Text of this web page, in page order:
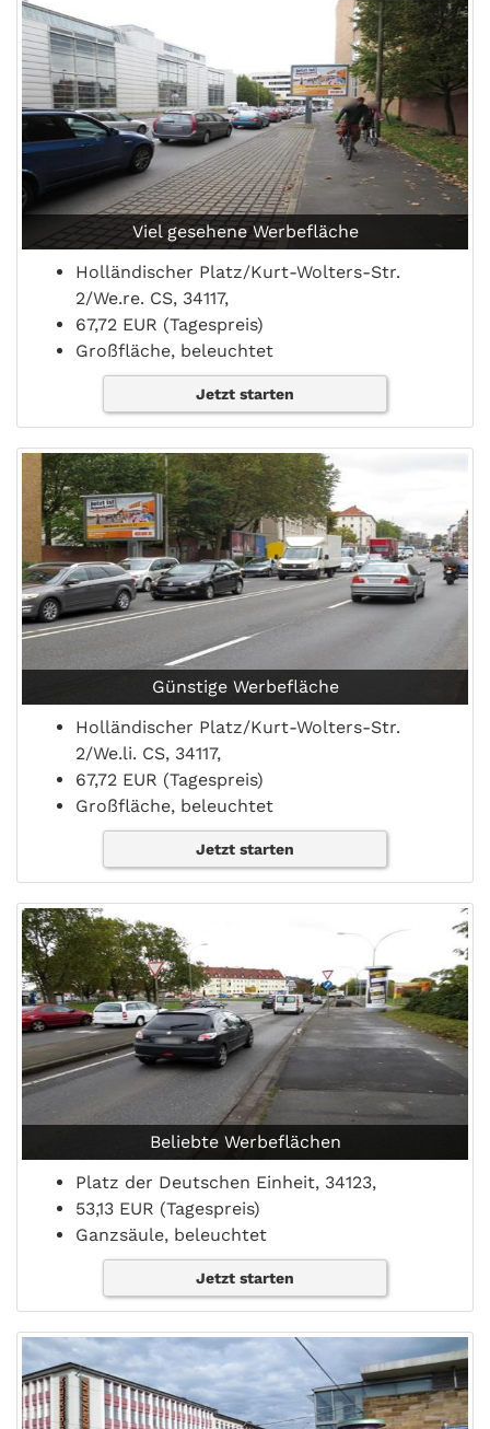
Viel gesehene Werbefläche
Holländischer Platz/Kurt-Wolters-Str.
2/We.re. CS, 34117,
67,72 EUR (Tagespreis)
Großfläche, beleuchtet
Jetzt starten
Günstige Werbefläche
Holländischer Platz/Kurt-Wolters-Str.
2/We.li. CS, 34117,
67,72 EUR (Tagespreis)
Großfläche, beleuchtet
Jetzt starten
Beliebte Werbeflächen
Platz der Deutschen Einheit, 34123,
53,13 EUR (Tagespreis)
Ganzsäule, beleuchtet
Jetzt starten